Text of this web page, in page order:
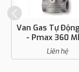
Van Gas Tự
- Pmax 360
Liên hệ